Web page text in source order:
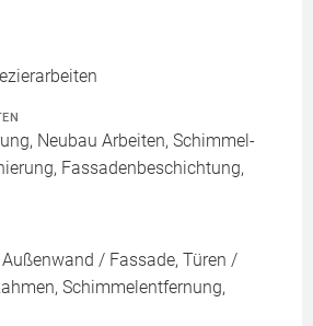
Neubau Arbeiten, Schimmel-
Fassadenbeschichtung,
/ Fassade, Türen /
Schimmelentfernung,